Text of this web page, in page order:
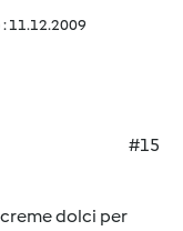
11.12.2009
#15
dolci per